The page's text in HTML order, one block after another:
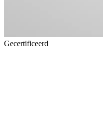
Gecertificeerd